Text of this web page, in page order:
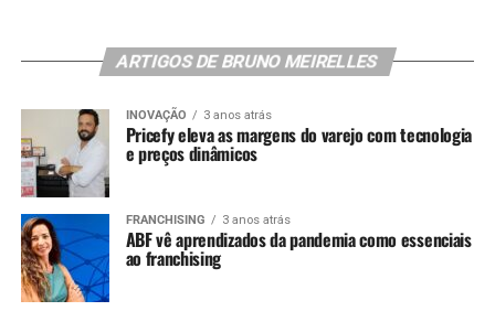
ARTIGOS DE BRUNO MEIRELLES
INOVAÇÃO 3 anos atrás
Pricefy eleva as margens do varejo com tecnologia
e preços dinâmicos
FRANCHISING 3 anos atrás
ABF vê aprendizados da pandemia como essenciais
ao franchising